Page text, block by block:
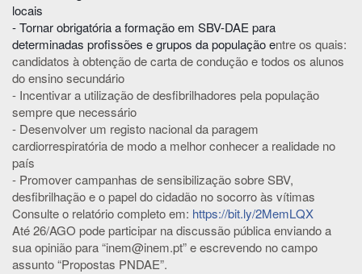
locais
- Tornar obrigatória a formação em SBV-DAE para
determinadas profissões e grupos da população entre os quais:
candidatos à obtenção de carta de condução e todos os alunos
do ensino secundário
- Incentivar a utilização de desfibrilhadores pela população
sempre que necessário
- Desenvolver um registo nacional da paragem
cardiorrespiratória de modo a melhor conhecer a realidade no
país
- Promover campanhas de sensibilização sobre SBV,
desfibrilhação e o papel do cidadão no socorro às vítimas
Consulte o relatório completo em: https://bit.ly/2MemLQX
Até 26/AGO pode participar na discussão pública enviando a
sua opinião para “inem@inem.pt” e escrevendo no campo
assunto “Propostas PNDAE”.